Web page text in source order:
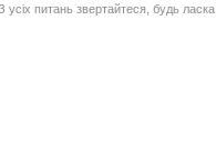
усіх питань звертайтеся, будь ласка,